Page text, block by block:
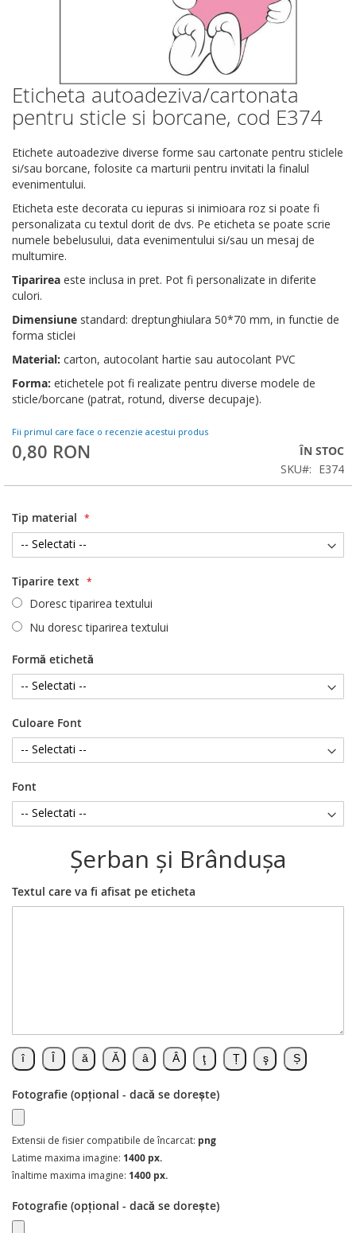
Eticheta autoadeziva/cartonata
pentru sticle si borcane, cod E374
Etichete autoadezive diverse forme sau cartonate pentru sticlele
si/sau borcane, folosite ca marturii pentru invitati la finalul
evenimentului.
Eticheta este decorata cu iepuras si inimioara roz si poate fi
personalizata cu textul dorit de dvs. Pe eticheta se poate scrie
numele bebelusului, data evenimentului si/sau un mesaj de
multumire.
Tiparirea este inclusa in pret. Pot fi personalizate in diferite
culori.
Dimensiune standard: dreptunghiulara 50*70 mm, in functie de
forma sticlei
Material: carton, autocolant hartie sau autocolant PVC
Forma: etichetele pot fi realizate pentru diverse modele de
sticle/borcane (patrat, rotund, diverse decupaje).
Fii primul care face o recenzie acestui produs
0,80 RON
ÎN STOC
SKU
E374
Tip material
Tiparire text
Doresc tiparirea textului
Nu doresc tiparirea textului
Formă etichetă
Culoare Font
Font
Şerban şi Brânduşa
Textul care va fi afisat pe eticheta
Fotografie (opțional - dacă se dorește)
Extensii de fisier compatibile de încarcat: png
Latime maxima imagine: 1400 px.
înaltime maxima imagine: 1400 px.
Fotografie (opțional - dacă se dorește)
Skip
to
the
of
the
images
gallery